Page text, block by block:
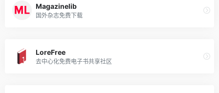
Magazinelib
国外杂志免费下载
LoreFree
去中心化免费电子书共享社区